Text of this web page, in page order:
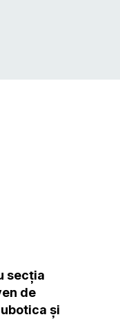
secţia
de
şi